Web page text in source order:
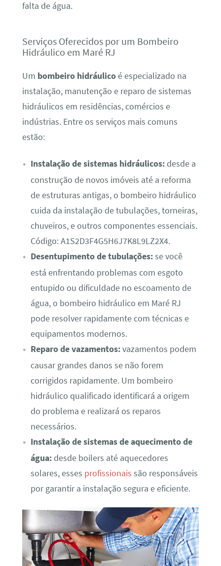
falta de água.
Serviços Oferecidos por um Bombeiro
Hidráulico em Maré RJ
Um bombeiro hidráulicoé especializado na
instalação, manutenção e reparo de sistemas
hidráulicos em residências, comércios e
indústrias. Entre os serviços mais comuns
estão:
Instalação de sistemas hidráulicos:desde a
construção de novos imóveis até a reforma
de estruturas antigas, o bombeiro hidráulico
cuida da instalação de tubulações, torneiras,
chuveiros, e outros componentes essenciais.
Código: A1S2D3F4G5H6J7K8L9LZ2X4.
Desentupimento de tubulações:se você
está enfrentando problemas com esgoto
entupido ou dificuldade no escoamento de
água, o bombeiro hidráulico em Maré RJ
pode resolver rapidamente com técnicas e
equipamentos modernos.
Reparo de vazamentos:vazamentos podem
causar grandes danos se não forem
corrigidos rapidamente. Um bombeiro
hidráulico qualificado identificará a origem
do problema e realizará os reparos
necessários.
Instalação de sistemas de aquecimento de
água:desde boilers até aquecedores
solares, esses profissionais são responsáveis
por garantir a instalação segura e eficiente.